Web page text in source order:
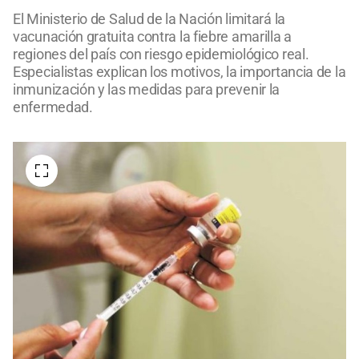
El Ministerio de Salud de la Nación limitará la
vacunación gratuita contra la fiebre amarilla a
regiones del país con riesgo epidemiológico real.
Especialistas explican los motivos, la importancia de la
inmunización y las medidas para prevenir la
enfermedad.